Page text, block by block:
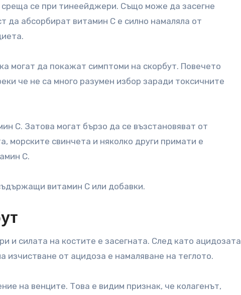
се при тинеейджери. Също може да засегне
да абсорбират витамин С е силно намаляла от
могат да покажат симптоми на скорбут. Повечето
че не са много разумен избор заради токсичните
С. Затова могат бързо да се възстановяват от
морските свинчета и няколко други примати е
С.
витамин С или добавки.
и силата на костите е засегната. След като ацидозата
изчистване от ацидоза е намаляване на теглото.
на венците. Това е видим признак, че колагенът,